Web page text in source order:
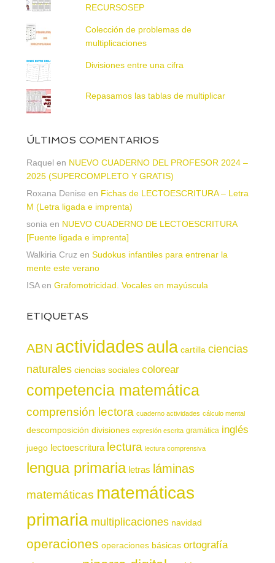
RECURSOSEP
Colección de problemas de
multiplicaciones
Divisiones entre una cifra
Repasamos las tablas de multiplicar
ÚLTIMOS COMENTARIOS
Raquel en NUEVO CUADERNO DEL PROFESOR 2024 –
2025 (SUPERCOMPLETO Y GRATIS)
Roxana Denise en Fichas de LECTOESCRITURA – Letra
M (Letra ligada e imprenta)
sonia en NUEVO CUADERNO DE LECTOESCRITURA
[Fuente ligada e imprenta]
Walkiria Cruz en Sudokus infantiles para entrenar la
mente este verano
ISAen Grafomotricidad. Vocales en mayúscula
ETIQUETAS
ABN actividadesaula cartilla ciencias
naturales ciencias sociales colorear
competencia matemática
comprensión lectora cuaderno actividades cálculo mental
descomposición divisiones expresión escrita gramática inglés
juego lectoescritura lectura lectura comprensiva
lengua primaria letras láminas
matemáticas matemáticas
primaria multiplicaciones navidad
operaciones operaciones básicas ortografía